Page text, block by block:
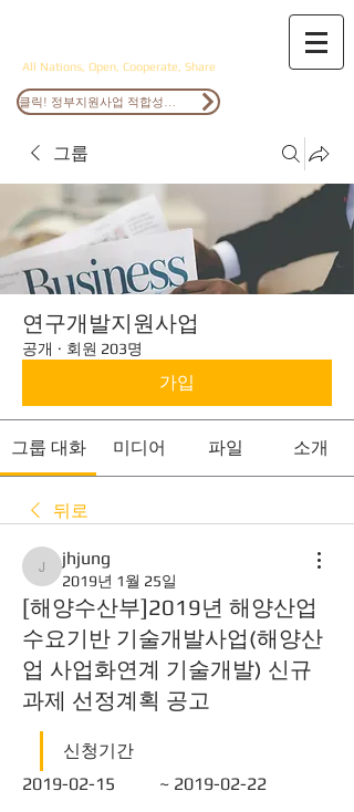
All Nations, Open, Cooperate, Share
그룹
연구개발지원사업
공개 · 회원 203명
가입
그룹 대화 미디어 파일 소개
뒤로
jhjung
jhjung
2019년 1월 25일
[해양수산부]2019년 해양산업
수요기반 기술개발사업(해양산
업 사업화연계 기술개발) 신규
과제 선정계획 공고
신청기간
2019-02-15	 ~ 2019-02-22